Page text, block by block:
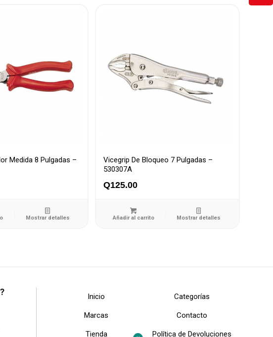
Medida 8 Pulgadas –
Mostrar detalles
Vicegrip De Bloqueo 7 Pulgadas –
530307A
Q125.00
Añadir al carrito Mostrar detalles
Inicio Categorías
Marcas Contacto
Tienda Política de Devoluciones